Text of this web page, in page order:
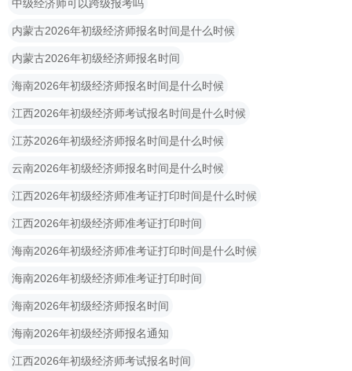
中级经济师可以跨级报考吗
内蒙古2026年初级经济师报名时间是什么时候
内蒙古2026年初级经济师报名时间
海南2026年初级经济师报名时间是什么时候
江西2026年初级经济师考试报名时间是什么时候
江苏2026年初级经济师报名时间是什么时候
云南2026年初级经济师报名时间是什么时候
江西2026年初级经济师准考证打印时间是什么时候
江西2026年初级经济师准考证打印时间
海南2026年初级经济师准考证打印时间是什么时候
海南2026年初级经济师准考证打印时间
海南2026年初级经济师报名时间
海南2026年初级经济师报名通知
江西2026年初级经济师考试报名时间